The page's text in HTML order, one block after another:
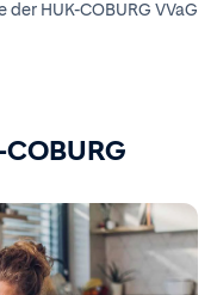
der HUK-COBURG VVaG